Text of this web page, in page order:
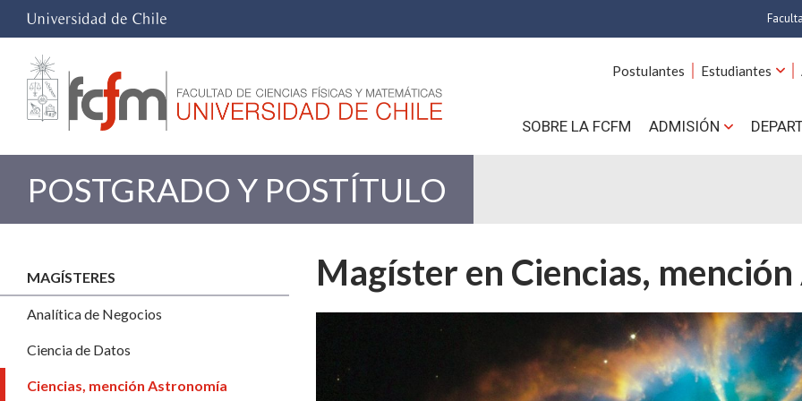
Postulantes Estudiantes
SOBRE LA FCFM ADMISIÓN
POSTGRADO Y POSTÍTULO
MAGÍSTERES
Analítica de Negocios
Ciencia de Datos
Ciencias, mención Astronomía
Magíster en Ciencias,